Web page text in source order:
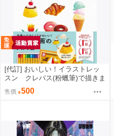
[代訂] おいしい！イラストレッ
スン クレパス(粉蠟筆)で描きま
した 日文書 9784522441558
售價 500